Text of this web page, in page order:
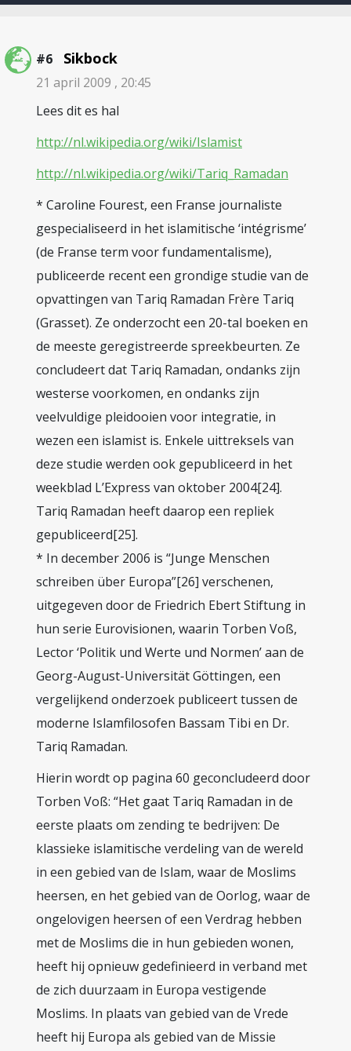
#6 Sikbock
21 april 2009 , 20:45
Lees dit es hal
http://nl.wikipedia.org/wiki/Islamist
http://nl.wikipedia.org/wiki/Tariq_Ramadan
* Caroline Fourest, een Franse journaliste
gespecialiseerd in het islamitische ‘intégrisme’
(de Franse term voor fundamentalisme),
publiceerde recent een grondige studie van de
opvattingen van Tariq Ramadan Frère Tariq
(Grasset). Ze onderzocht een 20-tal boeken en
de meeste geregistreerde spreekbeurten. Ze
concludeert dat Tariq Ramadan, ondanks zijn
westerse voorkomen, en ondanks zijn
veelvuldige pleidooien voor integratie, in
wezen een islamist is. Enkele uittreksels van
deze studie werden ook gepubliceerd in het
weekblad L’Express van oktober 2004[24].
Tariq Ramadan heeft daarop een repliek
gepubliceerd[25].
* In december 2006 is “Junge Menschen
schreiben über Europa”[26] verschenen,
uitgegeven door de Friedrich Ebert Stiftung in
hun serie Eurovisionen, waarin Torben Voß,
Lector ‘Politik und Werte und Normen’ aan de
Georg-August-Universität Göttingen, een
vergelijkend onderzoek publiceert tussen de
moderne Islamfilosofen Bassam Tibi en Dr.
Tariq Ramadan.
Hierin wordt op pagina 60 geconcludeerd door
Torben Voß: “Het gaat Tariq Ramadan in de
eerste plaats om zending te bedrijven: De
klassieke islamitische verdeling van de wereld
in een gebied van de Islam, waar de Moslims
heersen, en het gebied van de Oorlog, waar de
ongelovigen heersen of een Verdrag hebben
met de Moslims die in hun gebieden wonen,
heeft hij opnieuw gedefinieerd in verband met
de zich duurzaam in Europa vestigende
Moslims. In plaats van gebied van de Vrede
heeft hij Europa als gebied van de Missie